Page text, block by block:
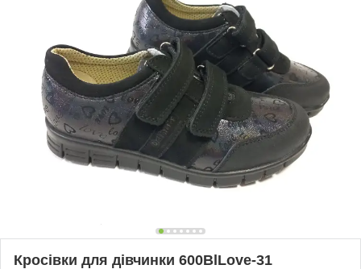
Кросівки для дівчинки 600BlLove-31